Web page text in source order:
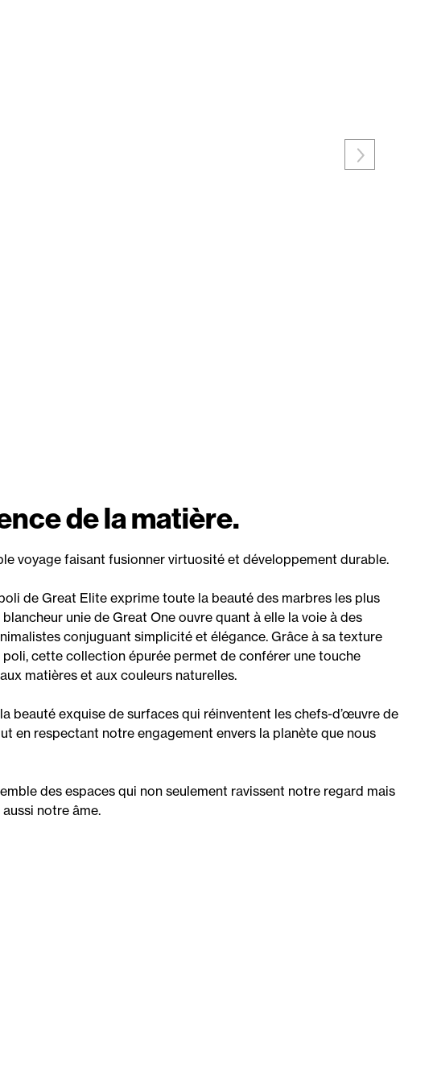
de la matière.
voyage faisant fusionner virtuosité et développement durable.
de Great Elite exprime toute la beauté des marbres les plus
blancheur unie de Great One ouvre quant à elle la voie à des
conjuguant simplicité et élégance. Grâce à sa texture
poli, cette collection épurée permet de conférer une touche
matières et aux couleurs naturelles.
beauté exquise de surfaces qui réinventent les chefs-d’œuvre de
en respectant notre engagement envers la planète que nous
des espaces qui non seulement ravissent notre regard mais
notre âme.